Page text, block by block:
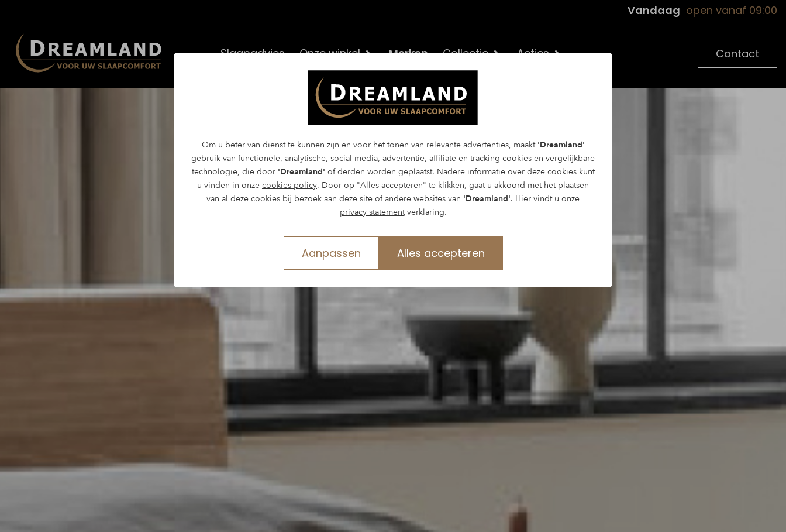
Om u beter van dienst te kunnen zijn en voor het tonen van relevante advertenties, maakt 'Dreamland'
gebruik van functionele, analytische, social media, advertentie, affiliate en tracking cookies en vergelijkbare
technologie, die door 'Dreamland' of derden worden geplaatst. Nadere informatie over deze cookies kunt
u vinden in onze cookies policy. Door op "Alles accepteren" te klikken, gaat u akkoord met het plaatsen
van al deze cookies bij bezoek aan deze site of andere websites van 'Dreamland'. Hier vindt u onze
privacy statementverklaring.
Aanpassen Alles accepteren
Vandaag open vanaf 09:00
Slaapadvies Onze winkel Merken Collectie Acties Contact